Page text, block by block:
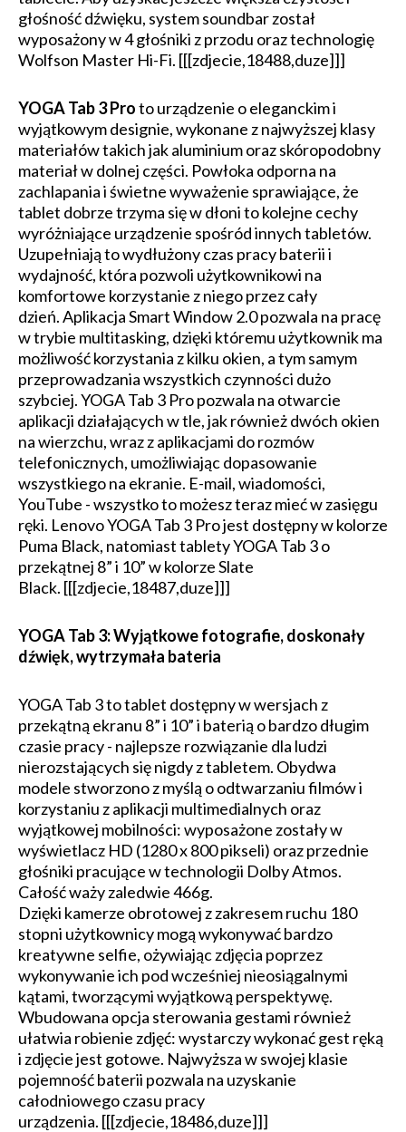
głośność dźwięku, system soundbar został
wyposażony w 4 głośniki z przodu oraz technologię
Wolfson Master Hi-Fi. [[[zdjecie,18488,duze]]]
YOGA Tab 3 Proto urządzenie o eleganckim i
wyjątkowym designie, wykonane z najwyższej klasy
materiałów takich jak aluminium oraz skóropodobny
materiał w dolnej części. Powłoka odporna na
zachlapania i świetne wyważenie sprawiające, że
tablet dobrze trzyma się w dłoni to kolejne cechy
wyróżniające urządzenie spośród innych tabletów.
Uzupełniają to wydłużony czas pracy baterii i
wydajność, która pozwoli użytkownikowi na
komfortowe korzystanie z niego przez cały
dzień. Aplikacja Smart Window 2.0 pozwala na pracę
w trybie multitasking, dzięki któremu użytkownik ma
możliwość korzystania z kilku okien, a tym samym
przeprowadzania wszystkich czynności dużo
szybciej. YOGA Tab 3 Pro pozwala na otwarcie
aplikacji działających w tle, jak również dwóch okien
na wierzchu, wraz z aplikacjami do rozmów
telefonicznych, umożliwiając dopasowanie
wszystkiego na ekranie. E-mail, wiadomości,
YouTube - wszystko to możesz teraz mieć w zasięgu
ręki. Lenovo YOGA Tab 3 Pro jest dostępny w kolorze
Puma Black, natomiast tablety YOGA Tab 3 o
przekątnej 8” i 10” w kolorze Slate
Black. [[[zdjecie,18487,duze]]]
YOGA Tab 3: Wyjątkowe fotografie, doskonały
dźwięk, wytrzymała bateria
YOGA Tab 3 to tablet dostępny w wersjach z
przekątną ekranu 8” i 10” i baterią o bardzo długim
czasie pracy - najlepsze rozwiązanie dla ludzi
nierozstających się nigdy z tabletem. Obydwa
modele stworzono z myślą o odtwarzaniu filmów i
korzystaniu z aplikacji multimedialnych oraz
wyjątkowej mobilności: wyposażone zostały w
wyświetlacz HD (1280 x 800 pikseli) oraz przednie
głośniki pracujące w technologii Dolby Atmos.
Całość waży zaledwie 466g.
Dzięki kamerze obrotowej z zakresem ruchu 180
stopni użytkownicy mogą wykonywać bardzo
kreatywne selfie, ożywiając zdjęcia poprzez
wykonywanie ich pod wcześniej nieosiągalnymi
kątami, tworzącymi wyjątkową perspektywę.
Wbudowana opcja sterowania gestami również
ułatwia robienie zdjęć: wystarczy wykonać gest ręką
i zdjęcie jest gotowe. Najwyższa w swojej klasie
pojemność baterii pozwala na uzyskanie
całodniowego czasu pracy
urządzenia. [[[zdjecie,18486,duze]]]